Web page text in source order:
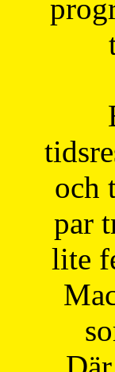
och
par
lite